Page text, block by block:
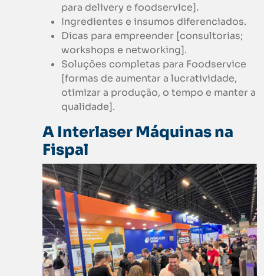
para delivery e foodservice].
Ingredientes e insumos diferenciados.
Dicas para empreender [consultorias;
workshops e networking].
Soluções completas para Foodservice
[formas de aumentar a lucratividade,
otimizar a produção, o tempo e manter a
qualidade].
A Interlaser Máquinas na
Fispal